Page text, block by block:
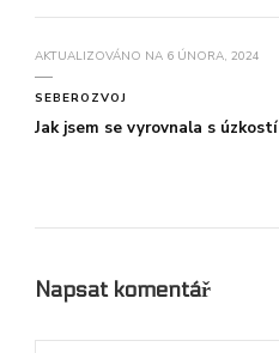
AKTUALIZOVÁNO NA 6 ÚNORA, 2024
SEBEROZVOJ
Jak jsem se vyrovnala s úzkostí
Napsat komentář